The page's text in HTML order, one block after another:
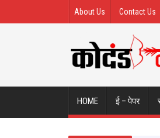
About Us Contact Us
HOME ई – पेपर